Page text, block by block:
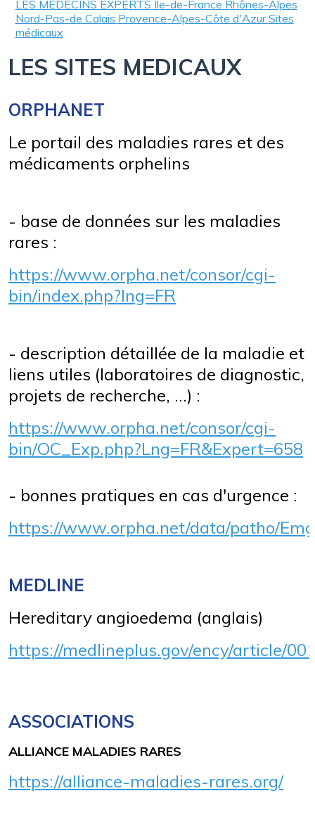
LES MEDECINS EXPERTS Ile-de-France Rhônes-Alpes
Nord-Pas-de Calais Provence-Alpes-Côte d'AzurSites
médicaux
LES SITES MEDICAUX
ORPHANET
Le portail des maladies rares et des
médicaments orphelins
- base de données sur les maladies
rares :
https://www.orpha.net/consor/cgi-
bin/index.php?lng=FR
- description détaillée de la maladie et
liens utiles (laboratoires de diagnostic,
projets de recherche, ...) :
https://www.orpha.net/consor/cgi-
bin/OC_Exp.php?Lng=FR&Expert=658
- bonnes pratiques en cas d'urgence :
https://www.orpha.net/data/patho/
MEDLINE
Hereditary angioedema (anglais)
https://medlineplus.gov/ency/article/
ASSOCIATIONS
ALLIANCE MALADIES RARES
https://alliance-maladies-rares.org/